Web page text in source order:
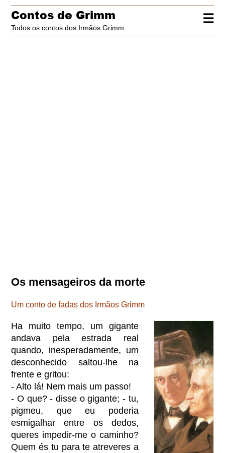
☰
Contos de Grimm
Todos os contos dos Irmãos Grimm
Os mensageiros da morte
Um conto de fadas dos Irmãos Grimm
Ha muito tempo, um gigante
andava pela estrada real
quando, inesperadamente, um
desconhecido saltou-lhe na
frente e gritou:
- Alto lá! Nem mais um passo!
- O que? - disse o gigante; - tu,
pigmeu, que eu poderia
esmigalhar entre os dedos,
queres impedir-me o caminho?
Quem és tu para te atreveres a